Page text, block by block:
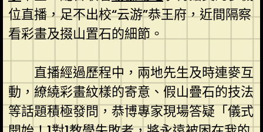
位直播，足不出校“云游”恭王府，近間隔察
看彩畫及掇山置石的細節。
直播經過歷程中，兩地先生及時連麥互
動，繚繞彩畫紋樣的寄意、假山疊石的技法
等話題積極發問，恭博專家現場答疑「儀式